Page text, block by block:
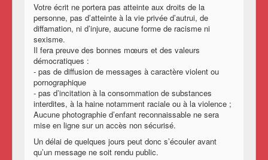
Votre écrit ne portera pas atteinte aux droits de la
personne, pas d’atteinte à la vie privée d’autrui, de
diffamation, ni d’injure, aucune forme de racisme ni
sexisme.
Il fera preuve des bonnes mœurs et des valeurs
démocratiques :
- pas de diffusion de messages à caractère violent ou
pornographique
- pas d’incitation à la consommation de substances
interdites, à la haine notamment raciale ou à la violence ;
Aucune photographie d’enfant reconnaissable ne sera
mise en ligne sur un accès non sécurisé.
Un délai de quelques jours peut donc s’écouler avant
qu’un message ne soit rendu public.